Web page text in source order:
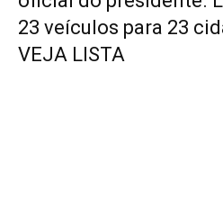
23 veículos para 23
VEJA LISTA